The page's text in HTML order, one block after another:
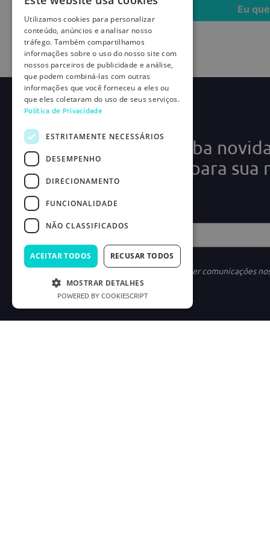
Eu
Cadastre-se e receba
ofertas exclusivas para sua
médica!
Ao se cadastrar, você concorda em receber comunicações
Utilizamos cookies para personalizar
conteúdo, anúncios e analisar nosso
tráfego. Também compartilhamos
informações sobre o uso do nosso site com
nossos parceiros de publicidade e análise,
que podem combiná-las com outras
informações que você forneceu a eles ou
que eles coletaram do uso de seus serviços.
Política de Privacidade
ESTRITAMENTE NECESSÁRIOS
DESEMPENHO
DIRECIONAMENTO
FUNCIONALIDADE
NÃO CLASSIFICADOS
ACEITAR TODOS RECUSAR TODOS
MOSTRAR DETALHES
POWERED BY COOKIESCRIPT